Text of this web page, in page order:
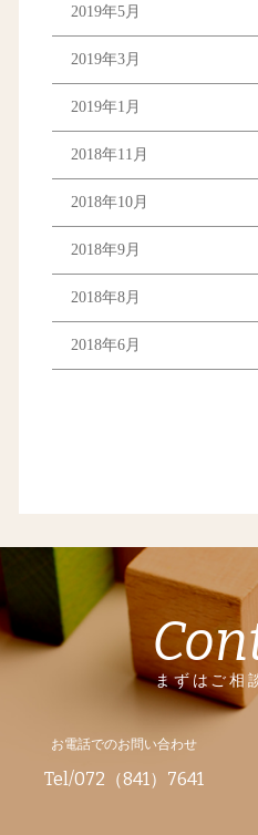
2019年5月
2019年3月
2019年1月
2018年11月
2018年10月
2018年9月
2018年8月
2018年6月
まずはご相
お電話でのお問い合わせ
Tel/072（841）7641